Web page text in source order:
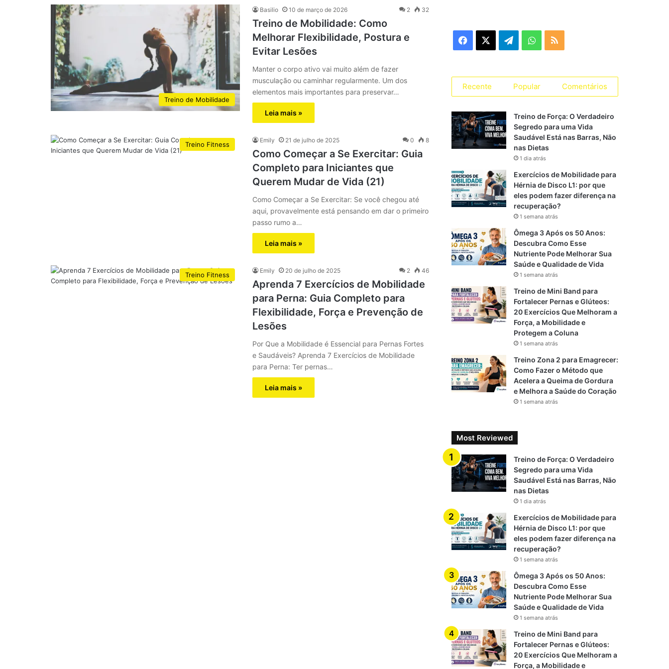
Treino de Mobilidade
Basilio 10 de março de 2026 2 32
Treino de Mobilidade: Como
Melhorar Flexibilidade, Postura e
Evitar Lesões
Manter o corpo ativo vai muito além de fazer
musculação ou caminhar regularmente. Um dos
elementos mais importantes para preservar…
Leia mais »
Treino Fitness
Emily 21 de julho de 2025 0 8
Como Começar a Se Exercitar: Guia
Completo para Iniciantes que
Querem Mudar de Vida (21)
Como Começar a Se Exercitar: Se você chegou até
aqui, provavelmente está pensando em dar o primeiro
passo rumo a…
Leia mais »
Treino Fitness
Emily 20 de julho de 2025 2 46
Aprenda 7 Exercícios de Mobilidade
para Perna: Guia Completo para
Flexibilidade, Força e Prevenção de
Lesões
Por Que a Mobilidade é Essencial para Pernas Fortes
e Saudáveis? Aprenda 7 Exercícios de Mobilidade
para Perna: Ter pernas…
Leia mais »
r
a
c
e
b
o
k
l
e
g
r
a
m
W
a
t
s
A
p
p
S
Recente Popular Comentários
Treino de Força: O Verdadeiro
Segredo para uma Vida
Saudável Está nas Barras, Não
nas Dietas
1 dia atrás
Exercícios de Mobilidade para
Hérnia de Disco L1: por que
eles podem fazer diferença na
recuperação?
1 semana atrás
Ômega 3 Após os 50 Anos:
Descubra Como Esse
Nutriente Pode Melhorar Sua
Saúde e Qualidade de Vida
1 semana atrás
Treino de Mini Band para
Fortalecer Pernas e Glúteos:
20 Exercícios Que Melhoram a
Força, a Mobilidade e
Protegem a Coluna
1 semana atrás
Treino Zona 2 para Emagrecer:
Como Fazer o Método que
Acelera a Queima de Gordura
e Melhora a Saúde do Coração
1 semana atrás
Most Reviewed
Treino de Força: O Verdadeiro
Segredo para uma Vida
Saudável Está nas Barras, Não
nas Dietas
1 dia atrás
Exercícios de Mobilidade para
Hérnia de Disco L1: por que
eles podem fazer diferença na
recuperação?
1 semana atrás
Ômega 3 Após os 50 Anos:
Descubra Como Esse
Nutriente Pode Melhorar Sua
Saúde e Qualidade de Vida
1 semana atrás
Treino de Mini Band para
Fortalecer Pernas e Glúteos:
20 Exercícios Que Melhoram a
Força, a Mobilidade e